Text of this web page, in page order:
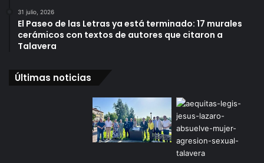
31 julio, 2026
El Paseo de las Letras ya está terminado: 17 murales
cerámicos con textos de autores que citaron a
Talavera
Últimas noticias